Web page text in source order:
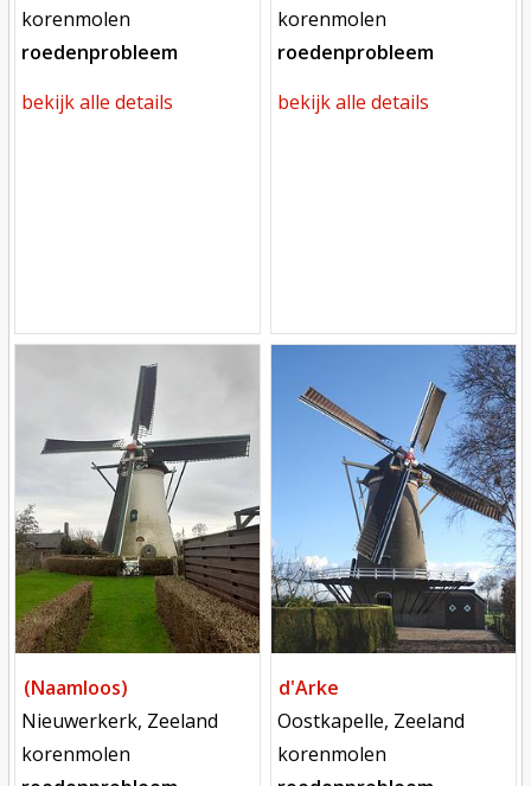
functie
korenmolen
roedenprobleem
bekijk alle details
functie
korenmolen
roedenprobleem
bekijk alle details
(Naamloos)
locatie
Nieuwerkerk, Zeeland
functie
korenmolen
d'Arke
locatie
Oostkapelle, Zeeland
functie
korenmolen